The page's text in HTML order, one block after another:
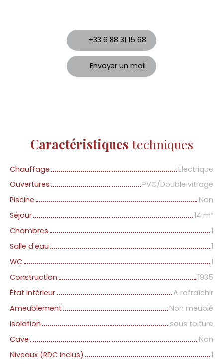
+33 6 88 31 15 68
Envoyer un mail
Caractéristiques techniques
Chauffage
Electrique
Ouvertures
PVC/Double vitrage
Piscine
Non
Séjour
14 m²
Chambres
1
Salle d'eau
1
WC
1
Construction
1935
État intérieur
A rafraîchir
Ameublement
Non meublé
Isolation
sous toiture
Cave
Non
Niveaux (RDC inclus)
1